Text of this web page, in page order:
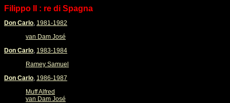
Filippo II : re di Spagna
Don Carlo, 1981-1982
van Dam José
Don Carlo, 1983-1984
Ramey Samuel
Don Carlo, 1986-1987
Muff Alfred
van Dam José